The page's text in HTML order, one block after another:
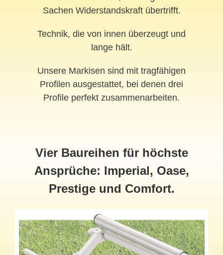
Sachen Widerstandskraft übertrifft.
Technik, die von innen überzeugt und
lange hält.
Unsere Markisen sind mit tragfähigen
Profilen ausgestattet, bei denen drei
Profile perfekt zusammenarbeiten.
Vier Baureihen für höchste
Ansprüche: Imperial, Oase,
Prestige und Comfort.